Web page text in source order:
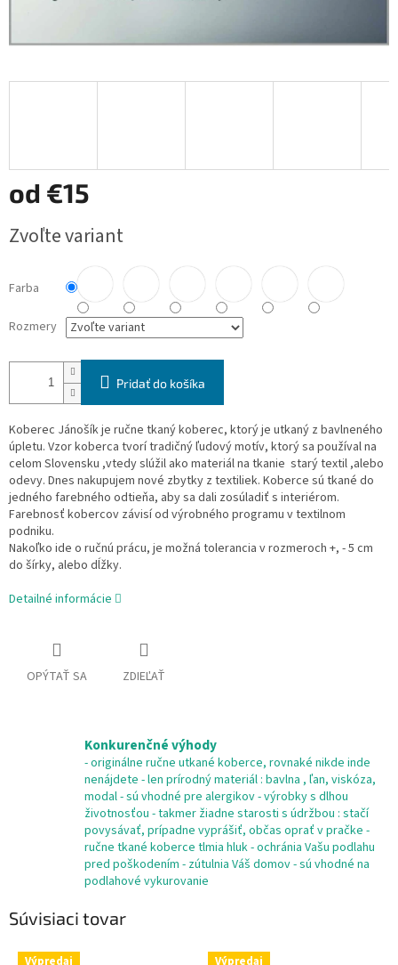
od €15
cena:
Zvoľte variant
Farba
Rozmery
Pridať do košíka
Koberec Jánošík je ručne tkaný koberec, ktorý je utkaný z bavlneného
úpletu. Vzor koberca tvorí tradičný ľudový motív, ktorý sa používal na
celom Slovensku ,vtedy slúžil ako materiál na tkanie starý textil ,alebo
odevy. Dnes nakupujem nové zbytky z textiliek. Koberce sú tkané do
jedného farebného odtieňa, aby sa dali zosúladiť s interiérom.
Farebnosť kobercov závisí od výrobného programu v textilnom
podniku.
Nakoľko ide o ručnú prácu, je možná tolerancia v rozmeroch +, - 5 cm
do šírky, alebo dĺžky.
Detailné informácie
OPÝTAŤ SA ZDIEĽAŤ
Konkurenčné výhody
- originálne ručne utkané koberce, rovnaké nikde inde
nenájdete - len prírodný materiál : bavlna , ľan, viskóza,
modal - sú vhodné pre alergikov - výrobky s dlhou
životnosťou - takmer žiadne starosti s údržbou : stačí
povysávať, prípadne vyprášiť, občas oprať v pračke -
ručne tkané koberce tlmia hluk - ochránia Vašu podlahu
pred poškodením - zútulnia Váš domov - sú vhodné na
podlahové vykurovanie
Súvisiaci tovar
Výpredaj Výpredaj